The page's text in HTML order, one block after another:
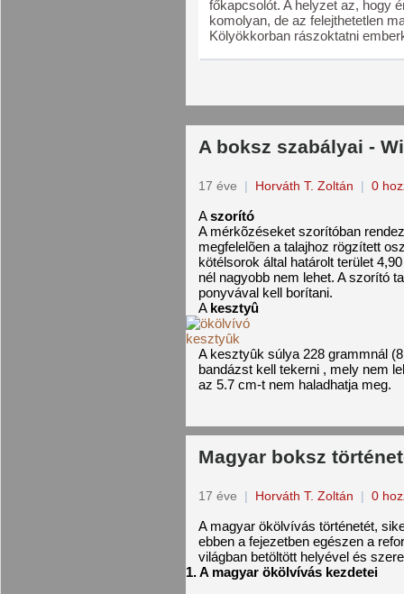
főkapcsolót. A helyzet az, hogy
komolyan, de az felejthetetlen
Kölyökkorban rászoktatni
A boksz szabályai -
17 éve | Horváth T. Zoltán | 0
Aszorító
A mérkõzéseket szorítóban
megfelelõen a talajhoz rögzített
kötélsorok által határolt terület
nél nagyobb nem lehet. A szorító
ponyvával kell borítani.
A kesztyû
A kesztyûk súlya 228 grammnál
bandázst kell tekerni , mely nem
az 5.7 cm-t nem haladhatja meg.
Magyar boksz
17 éve | Horváth T. Zoltán | 0
A magyar ökölvívás történetét,
ebben a fejezetben egészen a
világban betöltött helyével és
1. A magyar ökölvívás kezdetei